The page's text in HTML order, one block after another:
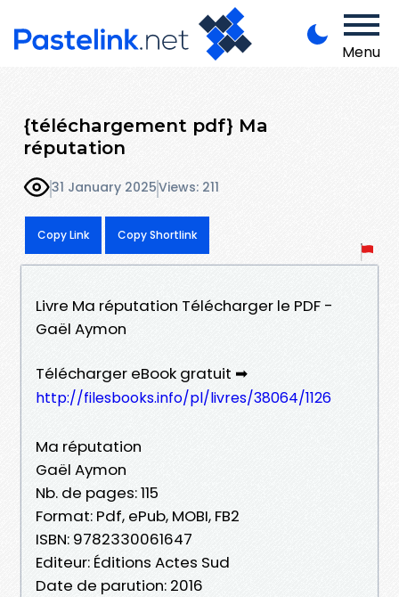
Menu
{téléchargement pdf} Ma
réputation
31 January 2025Views: 211
Copy Link Copy Shortlink
Livre Ma réputation Télécharger le PDF -
Gaël Aymon
Télécharger eBook gratuit ➡
http://filesbooks.info/pl/livres/38064/1126
Ma réputation
Gaël Aymon
Nb. de pages: 115
Format: Pdf, ePub, MOBI, FB2
ISBN: 9782330061647
Editeur: Éditions Actes Sud
Date de parution: 2016